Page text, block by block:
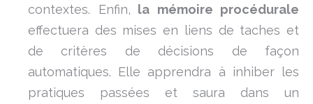
contextes. Enfin, la mémoire procédurale
effectuera des mises en liens de taches et
de critères de décisions de façon
automatiques. Elle apprendra à inhiber les
pratiques passées et saura dans un